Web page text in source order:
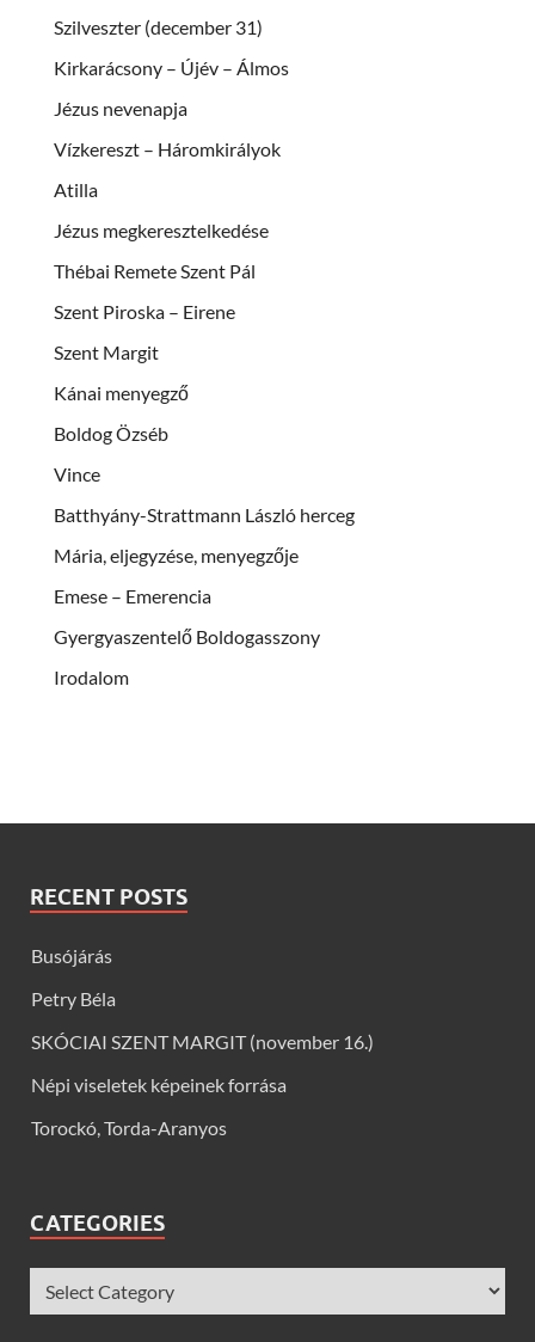
Szilveszter (december 31)
Kirkarácsony – Újév – Álmos
Jézus nevenapja
Vízkereszt – Háromkirályok
Atilla
Jézus megkeresztelkedése
Thébai Remete Szent Pál
Szent Piroska – Eirene
Szent Margit
Kánai menyegző
Boldog Özséb
Vince
Batthyány-Strattmann László herceg
Mária, eljegyzése, menyegzője
Emese – Emerencia
Gyergyaszentelő Boldogasszony
Irodalom
RECENT POSTS
Busójárás
Petry Béla
SKÓCIAI SZENT MARGIT (november 16.)
Népi viseletek képeinek forrása
Torockó, Torda-Aranyos
CATEGORIES